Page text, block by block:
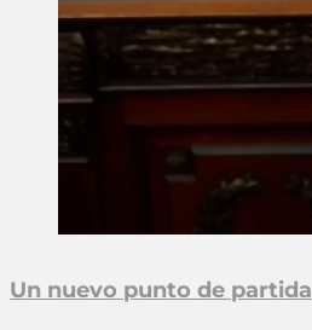
Un nuevo punto de partida